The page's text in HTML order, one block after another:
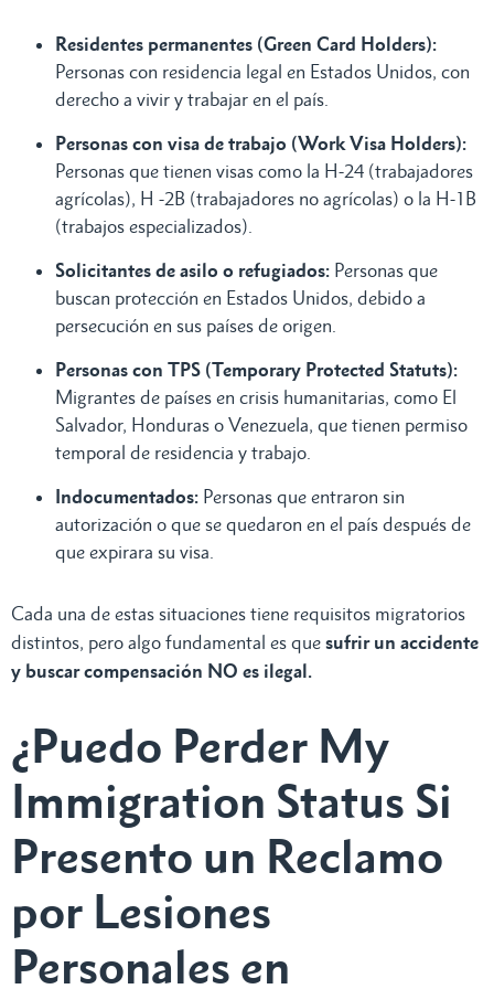
Residentes permanentes (Green Card Holders):
Personas con residencia legal en Estados Unidos, con
derecho a vivir y trabajar en el país.
Personas con visa de trabajo (Work Visa Holders):
Personas que tienen visas como la H-24 (trabajadores
agrícolas), H -2B (trabajadores no agrícolas) o la H-1B
(trabajos especializados).
Solicitantes de asilo o refugiados: Personas que
buscan protección en Estados Unidos, debido a
persecución en sus países de origen.
Personas con TPS (Temporary Protected Statuts):
Migrantes de países en crisis humanitarias, como El
Salvador, Honduras o Venezuela, que tienen permiso
temporal de residencia y trabajo.
Indocumentados: Personas que entraron sin
autorización o que se quedaron en el país después de
que expirara su visa.
Cada una de estas situaciones tiene requisitos migratorios
distintos, pero algo fundamental es que sufrir un accidente
y buscar compensación NO es ilegal.
¿Puedo Perder My
Immigration Status Si
Presento un Reclamo
por Lesiones
Personales en